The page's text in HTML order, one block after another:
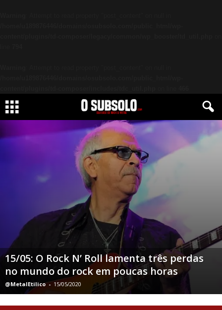
15/05: O Rock N’ Roll lamenta três perdas
no mundo do rock em poucas horas
@MetalEtilico - 15/05/2020